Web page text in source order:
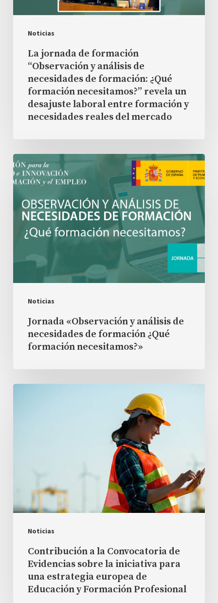
Noticias
necesidades
formación:
¿Qué
formación
necesitamos?”
desajuste
laboral
entre
formación
necesidades
reales
mercado
La jornada de formación
“Observación y análisis de
necesidades de formación: ¿Qué
formación necesitamos?” revela un
desajuste laboral entre formación y
necesidades reales del mercado
Noticias
Jornada
«Observación
análisis
necesidades
formación
¿Qué
formación
necesitamos?»
Jornada «Observación y análisis de
necesidades de formación ¿Qué
formación necesitamos?»
Noticias
iniciativa
estrategia
europea
Contribución a la Convocatoria de
Evidencias sobre la iniciativa para
una estrategia europea de
Educación y Formación Profesional